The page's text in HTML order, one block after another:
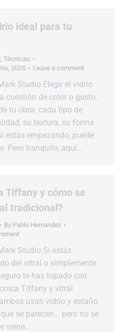
ideal para tu
, Técnicas
2025 Leave a comment
Studio Elegir el vidrio
cuestión de color o gusto.
tu obra: cada tipo de
su textura, su forma
estás empezando, puede
Pero tranquilo, aquí…
Tiffany y cómo se
tradicional?
By Pablo Hernandez
Studio Si estás
del vitral o simplemente
te has topado con
Tiffany y vitral
usan vidrio y estaño,
se parecen… pero no se
viene…